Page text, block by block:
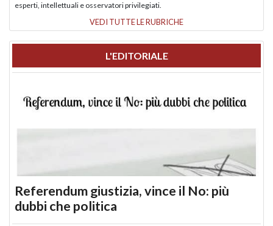
esperti, intellettuali e osservatori privilegiati.
VEDI TUTTE LE RUBRICHE
L'EDITORIALE
Referendum giustizia, vince il No: più
dubbi che politica